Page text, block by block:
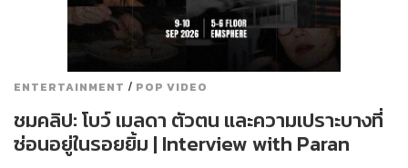
ENTERTAINMENT / POP VIDEO
ชมคลิป: โบว์ เมลดา ตัวตน และความเปราะบางที่
ซ่อนอยู่ในรอยยิ้ม | Interview with Paran